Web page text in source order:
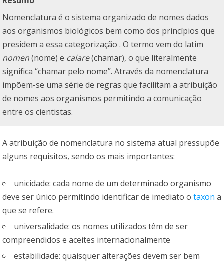
Nomenclatura é o sistema organizado de nomes dados
aos organismos biológicos bem como dos princípios que
presidem a essa categorização . O termo vem do latim
nomen(nome) e calare(chamar), o que literalmente
significa “chamar pelo nome”. Através da nomenclatura
impõem-se uma série de regras que facilitam a atribuição
de nomes aos organismos permitindo a comunicação
entre os cientistas.
A atribuição de nomenclatura no sistema atual pressupõe
alguns requisitos, sendo os mais importantes:
unicidade: cada nome de um determinado organismo
deve ser único permitindo identificar de imediato o taxon a
que se refere.
universalidade: os nomes utilizados têm de ser
compreendidos e aceites internacionalmente
estabilidade: quaisquer alterações devem ser bem